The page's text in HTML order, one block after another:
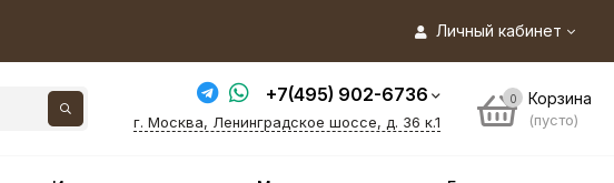
Личный кабинет
+7(495) 902-6736
г. Москва, Ленинградское шоссе, д. 36 к.1
0 Корзина
(пусто)